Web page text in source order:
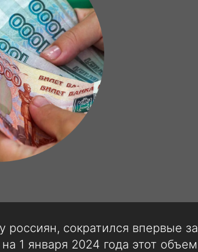
сократился впервые за
1 января 2024 года этот объем